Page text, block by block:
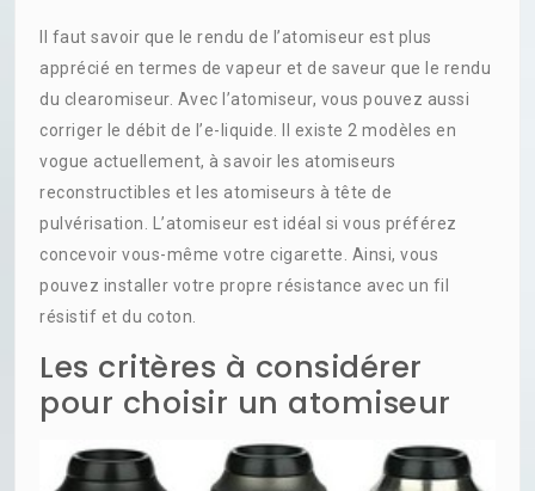
Il faut savoir que le rendu de l’atomiseur est plus
apprécié en termes de vapeur et de saveur que le rendu
du clearomiseur. Avec l’atomiseur, vous pouvez aussi
corriger le débit de l’e-liquide. Il existe 2 modèles en
vogue actuellement, à savoir les atomiseurs
reconstructibles et les atomiseurs à tête de
pulvérisation. L’atomiseur est idéal si vous préférez
concevoir vous-même votre cigarette. Ainsi, vous
pouvez installer votre propre résistance avec un fil
résistif et du coton.
Les critères à considérer
pour choisir un atomiseur